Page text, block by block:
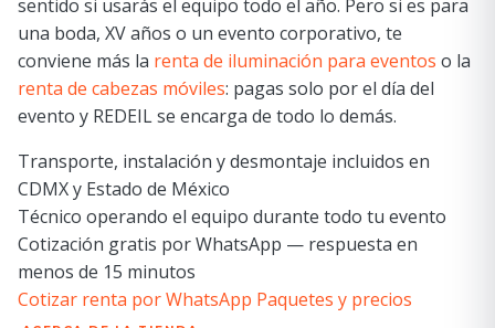
sentido si usarás el equipo todo el año. Pero si es para
una boda, XV años o un evento corporativo, te
conviene más la renta de iluminación para eventos o la
renta de cabezas móviles: pagas solo por el día del
evento y REDEIL se encarga de todo lo demás.
Transporte, instalación y desmontaje incluidos en
CDMX y Estado de México
Técnico operando el equipo durante todo tu evento
Cotización gratis por WhatsApp — respuesta en
menos de 15 minutos
Cotizar renta por WhatsApp Paquetes y precios